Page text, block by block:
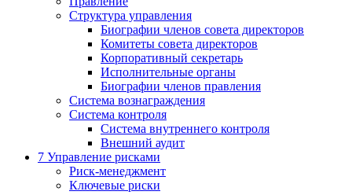
Структура управления
Биографии членов совета директоров
Комитеты совета директоров
Корпоративный секретарь
Исполнительные органы
Биографии членов правления
Система вознаграждения
Система контроля
Система внутреннего контроля
Внешний аудит
7 Управление рисками
Риск-менеджмент
Ключевые риски